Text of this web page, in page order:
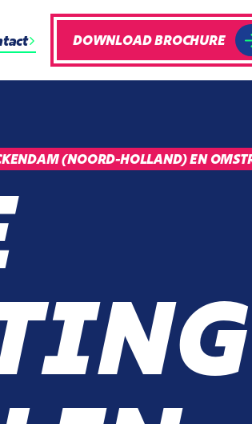
DOWNLOAD BROCHURE
(NOORD-HOLLAND) EN